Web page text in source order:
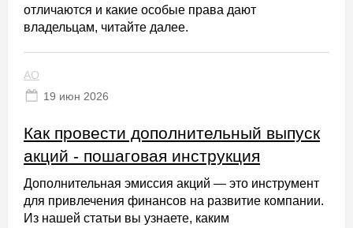
отличаются и какие особые права дают
владельцам, читайте далее.
АО
19 июн 2026
Как провести дополнительный выпуск
акций - пошаговая инструкция
Дополнительная эмиссия акций — это инструмент
для привлечения финансов на развитие компании.
Из нашей статьи вы узнаете, каким